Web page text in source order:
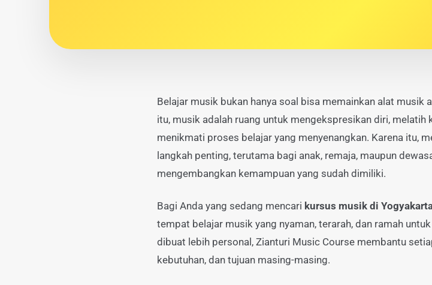
Belajar musik bukan hanya soal bisa memainkan alat musik
itu, musik adalah ruang untuk mengekspresikan diri,
menikmati proses belajar yang menyenangkan. Karena itu,
langkah penting, terutama bagi anak, remaja, maupun
mengembangkan kemampuan yang sudah dimiliki.
Bagi Anda yang sedang mencari kursus musik di
tempat belajar musik yang nyaman, terarah, dan ramah
dibuat lebih personal, Zianturi Music Course membantu
kebutuhan, dan tujuan masing-masing.